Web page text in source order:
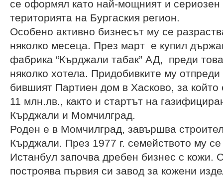
се оформял като най-мощният и сериозен
територията на Бургаския регион.
Особено активно бизнесът му се
няколко месеца. През март е купил
фабрика “Кърджали табак” АД, преди
няколко хотела. Придобивките му
бившият Партиен дом в Хасково, за
11 млн.лв., както и стартът на
Кърджали и Момчилград.
Роден е в Момчилград, завършва
Кърджали. През 1977 г. семейството му
Истанбул започва дребен бизнес с кожи.
построява първия си завод за кожени